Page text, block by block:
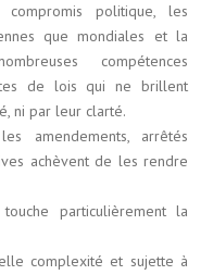
politique, les
que mondiales et la
compétences
de lois qui ne brillent
ni par leur clarté.
amendements, arrêtés
achèvent de les rendre
particulièrement la
complexité et sujette à